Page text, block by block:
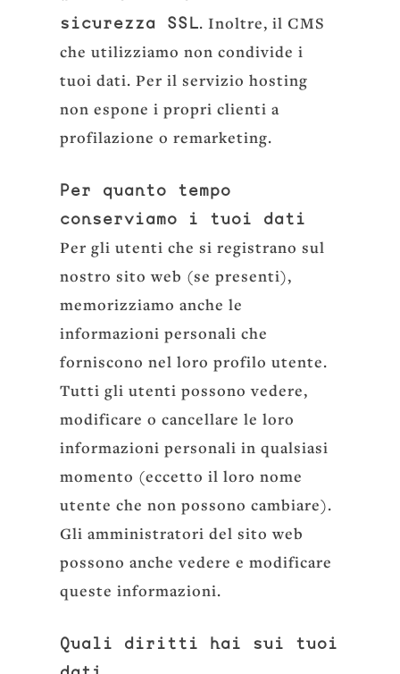
sicurezza SSL. Inoltre, il CMS
che utilizziamo non condivide i
tuoi dati. Per il servizio hosting
non espone i propri clienti a
profilazione o remarketing.
Per quanto tempo
conserviamo i tuoi dati
Per gli utenti che si registrano sul
nostro sito web (se presenti),
memorizziamo anche le
informazioni personali che
forniscono nel loro profilo utente.
Tutti gli utenti possono vedere,
modificare o cancellare le loro
informazioni personali in qualsiasi
momento (eccetto il loro nome
utente che non possono cambiare).
Gli amministratori del sito web
possono anche vedere e modificare
queste informazioni.
Quali diritti hai sui tuoi